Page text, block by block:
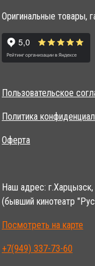
Оригинальные товары,
Пользовательское
Политика
Оферта
Наш адрес:
(бывший кинотеатр
Посмотреть на карте
+7(949) 337-73-60